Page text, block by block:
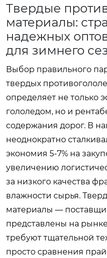
Твердые
материалы:
надежных
для зимнего
Выбор правильного
твердых
определяет не только
гололедом, но и
содержания дорог. В
неоднократно
экономия 5-7% на
увеличению
за низкого качества
влажности сырья.
материалы —
представлены на
требуют тщательной
просто сравнения